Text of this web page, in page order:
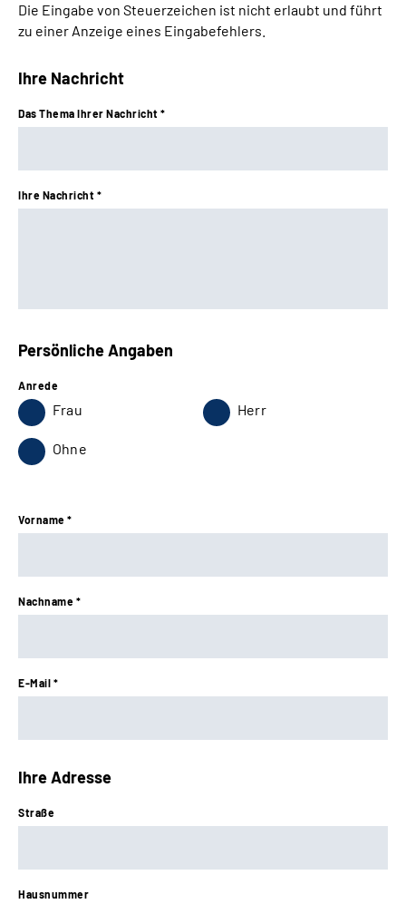
Die Eingabe von Steuerzeichen ist nicht erlaubt und führt
zu einer Anzeige eines Eingabefehlers.
Ihre Nachricht
Das Thema Ihrer Nachricht *
Ihre Nachricht *
Persönliche Angaben
Anrede
Frau Herr
Ohne
Vorname *
Nachname *
E-Mail *
Ihre Adresse
Straße
Hausnummer